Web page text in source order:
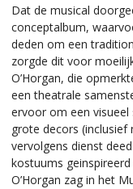
Dat de musical
conceptalbum,
deden om een
zorgde dit voor
O’Horgan, die
een theatrale
ervoor om een
grote decors (inclusief
vervolgens dienst
kostuums
O’Horgan zag in het